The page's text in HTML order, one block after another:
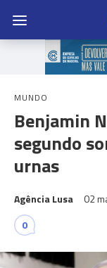
MUNDO
Benjamin
segundo
urnas
Agência Lusa 02
0